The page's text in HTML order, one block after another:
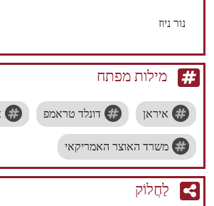
נור ניוז
מילות מפתח
איראן דונלד טראמפ
משרד האוצר האמריקאי
לַחֲלוֹק